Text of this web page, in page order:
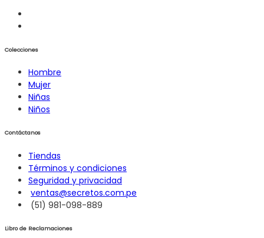
Colecciones
Hombre
Mujer
Niñas
Niños
Contáctanos
Tiendas
Términos y condiciones
Seguridad y privacidad
ventas@secretos.com.pe
(51) 981-098-889
Libro de Reclamaciones